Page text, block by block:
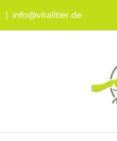
| info@vitalitier.de